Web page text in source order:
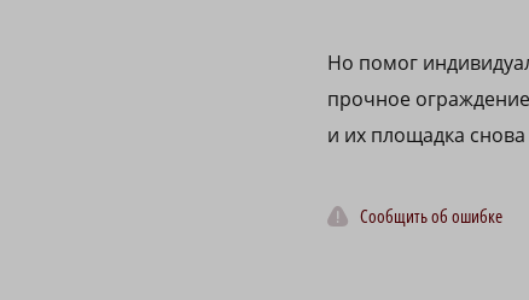
Но помог
прочное
и их площадка
Сообщить об ошибке